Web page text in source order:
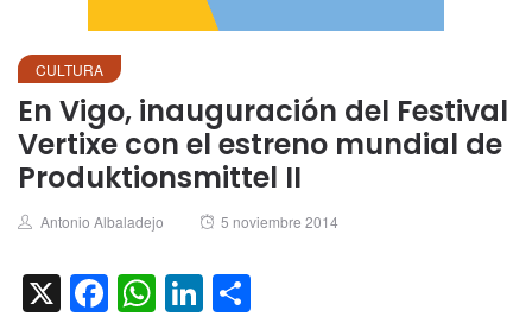
CULTURA
En Vigo, inauguración del Festival
Vertixe con el estreno mundial de
Produktionsmittel II
Author
Antonio Albaladejo
Posted
5 noviembre 2014
X Facebook
WhatsApp
LinkedIn